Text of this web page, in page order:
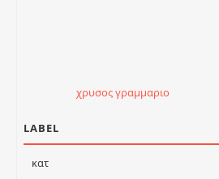
χρυσος γραμμαριο
LABEL
κατ